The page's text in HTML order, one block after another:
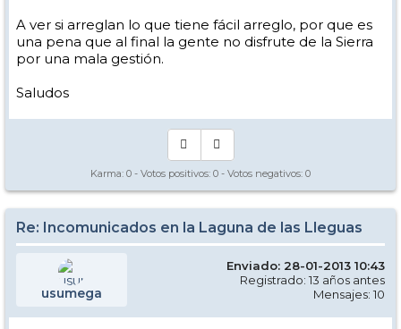
A ver si arreglan lo que tiene fácil arreglo, por que es
una pena que al final la gente no disfrute de la Sierra
por una mala gestión.
Saludos
Karma: 0 - Votos positivos: 0 - Votos negativos: 0
Re: Incomunicados en la Laguna de las Lleguas
usumega
Enviado: 28-01-2013 10:43
Registrado: 13 años antes
Mensajes: 10